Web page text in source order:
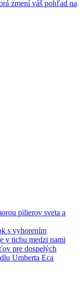
zmení váš pohľad na
pilierov sveta a
s vyhorením
v tichu medzi nami
pre dospelých
Umberta Eca